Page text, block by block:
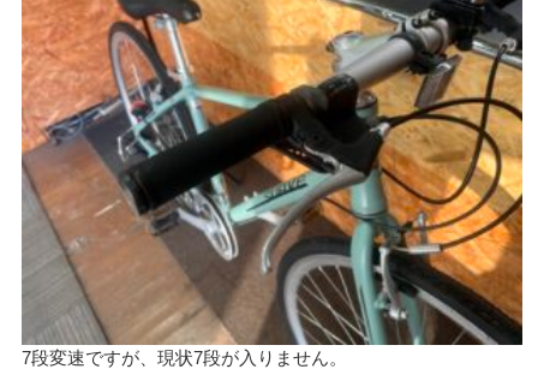
7段変速ですが、現状7段が入りません。